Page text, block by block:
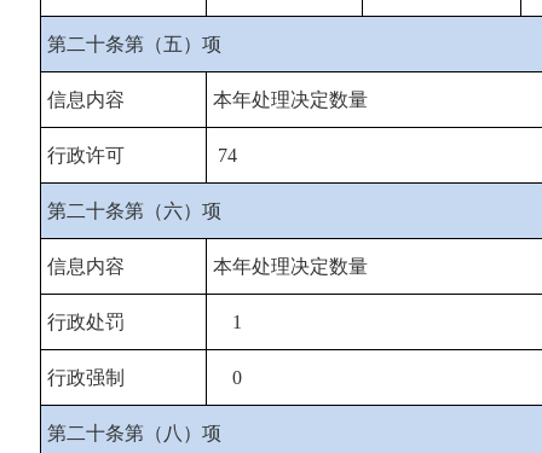
第二十条第（五）项
信息内容 本年处理决定数量
行政许可 74
第二十条第（六）项
信息内容 本年处理决定数量
行政处罚 1
行政强制 0
第二十条第（八）项